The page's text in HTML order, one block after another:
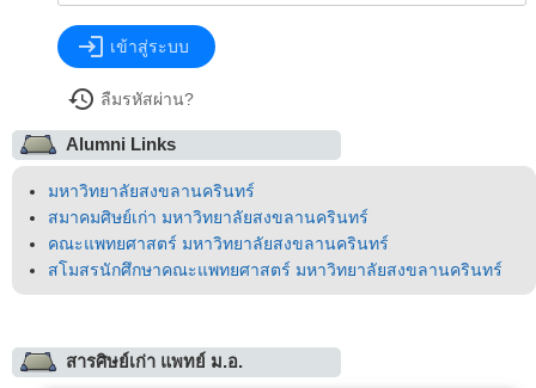
login เข้าสู่ระบบ
restore ลืมรหัสผ่าน?
Alumni Links
มหาวิทยาลัยสงขลานครินทร์
สมาคมศิษย์เก่า มหาวิทยาลัยสงขลานครินทร์
คณะแพทยศาสตร์ มหาวิทยาลัยสงขลานครินทร์
สโมสรนักศึกษาคณะแพทยศาสตร์ มหาวิทยาลัยสงขลานครินทร์
สารศิษย์เก่า แพทย์ ม.อ.